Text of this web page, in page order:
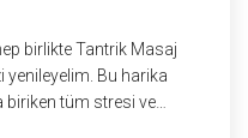
birlikte Tantrik Masaj
yenileyelim. Bu harika
tüm stresi ve